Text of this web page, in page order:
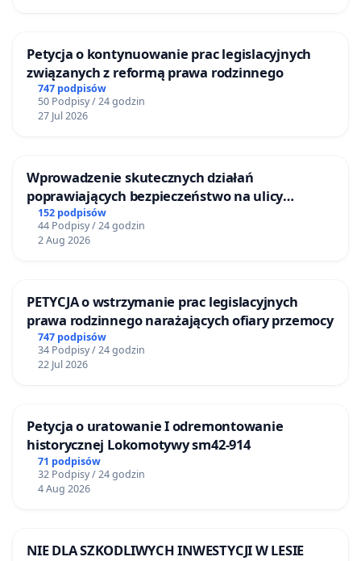
Petycja o kontynuowanie prac legislacyjnych
związanych z reformą prawa rodzinnego
747 podpisów
50 Podpisy / 24 godzin
27 Jul 2026
Wprowadzenie skutecznych działań
poprawiających bezpieczeństwo na ulicy
Żeromskiego w Otwocku
152 podpisów
44 Podpisy / 24 godzin
2 Aug 2026
PETYCJA o wstrzymanie prac legislacyjnych
prawa rodzinnego narażających ofiary przemocy
747 podpisów
34 Podpisy / 24 godzin
22 Jul 2026
Petycja o uratowanie I odremontowanie
historycznej Lokomotywy sm42-914
71 podpisów
32 Podpisy / 24 godzin
4 Aug 2026
NIE DLA SZKODLIWYCH INWESTYCJI W LESIE